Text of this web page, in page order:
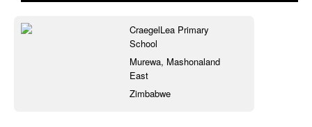
CraegelLea Primary
School
Murewa, Mashonaland
East
Zimbabwe